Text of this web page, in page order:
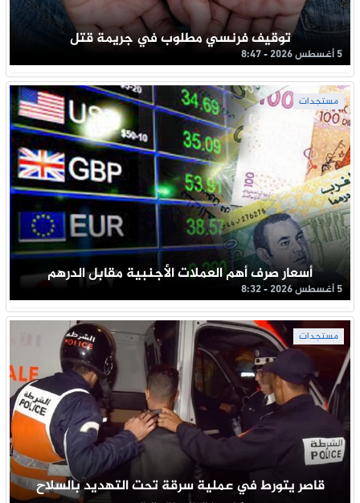
توقيف فرنسي مطلوب في جريمة قتل
5 أغسطس 2026 - 8:47
مستجدات
أسعار صرف أهم العملات الأجنبية مقابل الدرهم
5 أغسطس 2026 - 8:32
مستجدات
قاصر يتورط في عملية سرقة تحت التهديد بالسلاح